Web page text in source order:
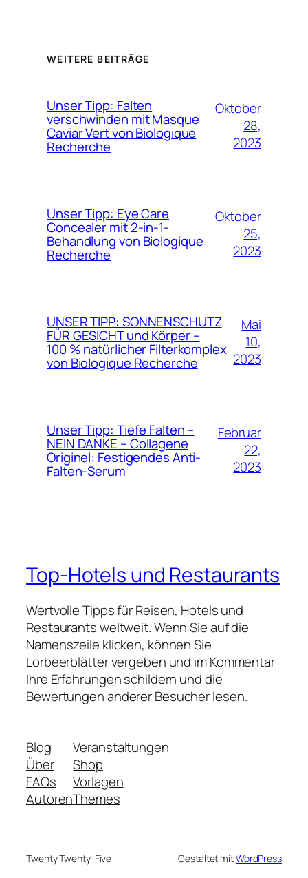
WEITERE BEITRÄGE
Unser Tipp: Falten
verschwinden mit Masque
Caviar Vert von Biologique
Recherche
Oktober
28,
2023
Unser Tipp: Eye Care
Concealer mit 2-in-1-
Behandlung von Biologique
Recherche
Oktober
25,
2023
UNSER TIPP: SONNENSCHUTZ
FÜR GESICHT und Körper –
100 % natürlicher Filterkomplex
von Biologique Recherche
Mai
10,
2023
Unser Tipp: Tiefe Falten –
NEIN DANKE – Collagene
Originel: Festigendes Anti-
Falten-Serum
Februar
22,
2023
Top-Hotels und Restaurants
Wertvolle Tipps für Reisen, Hotels und
Restaurants weltweit. Wenn Sie auf die
Namenszeile klicken, können Sie
Lorbeerblätter vergeben und im Kommentar
Ihre Erfahrungen schildern und die
Bewertungen anderer Besucher lesen.
Blog
Über
FAQs
Autoren
Veranstaltungen
Shop
Vorlagen
Themes
Twenty Twenty-Five Gestaltet mitWordPress